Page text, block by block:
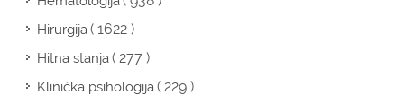
Hirurgija( 1622 )
Hitna stanja( 277 )
Klinička psihologija( 229 )